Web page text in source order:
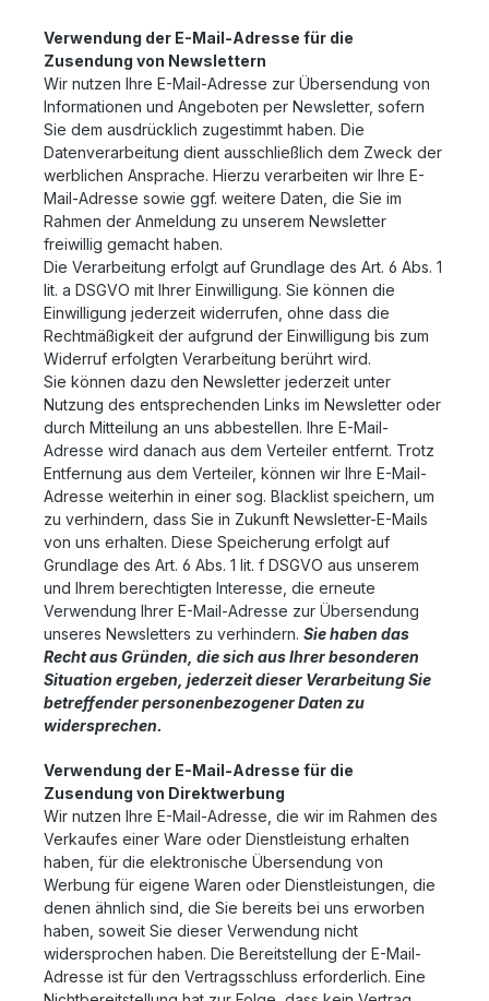
Verwendung der E-Mail-Adresse für die
Zusendung von Newslettern
Wir nutzen Ihre E-Mail-Adresse zur Übersendung von
Informationen und Angeboten per Newsletter, sofern
Sie dem ausdrücklich zugestimmt haben. Die
Datenverarbeitung dient ausschließlich dem Zweck der
werblichen Ansprache. Hierzu verarbeiten wir Ihre E-
Mail-Adresse sowie ggf. weitere Daten, die Sie im
Rahmen der Anmeldung zu unserem Newsletter
freiwillig gemacht haben.
Die Verarbeitung erfolgt auf Grundlage des Art. 6 Abs. 1
lit. a DSGVO mit Ihrer Einwilligung. Sie können die
Einwilligung jederzeit widerrufen, ohne dass die
Rechtmäßigkeit der aufgrund der Einwilligung bis zum
Widerruf erfolgten Verarbeitung berührt wird.
Sie können dazu den Newsletter jederzeit unter
Nutzung des entsprechenden Links im Newsletter oder
durch Mitteilung an uns abbestellen. Ihre E-Mail-
Adresse wird danach aus dem Verteiler entfernt. Trotz
Entfernung aus dem Verteiler, können wir Ihre E-Mail-
Adresse weiterhin in einer sog. Blacklist speichern, um
zu verhindern, dass Sie in Zukunft Newsletter-E-Mails
von uns erhalten. Diese Speicherung erfolgt auf
Grundlage des Art. 6 Abs. 1 lit. f DSGVO aus unserem
und Ihrem berechtigten Interesse, die erneute
Verwendung Ihrer E-Mail-Adresse zur Übersendung
unseres Newsletters zu verhindern. Sie haben das
Recht aus Gründen, die sich aus Ihrer besonderen
Situation ergeben, jederzeit dieser Verarbeitung Sie
betreffender personenbezogener Daten zu
widersprechen.
Verwendung der E-Mail-Adresse für die
Zusendung von Direktwerbung
Wir nutzen Ihre E-Mail-Adresse, die wir im Rahmen des
Verkaufes einer Ware oder Dienstleistung erhalten
haben, für die elektronische Übersendung von
Werbung für eigene Waren oder Dienstleistungen, die
denen ähnlich sind, die Sie bereits bei uns erworben
haben, soweit Sie dieser Verwendung nicht
widersprochen haben. Die Bereitstellung der E-Mail-
Adresse ist für den Vertragsschluss erforderlich. Eine